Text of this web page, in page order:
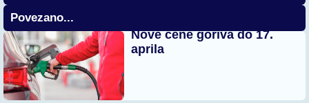
Povezano...
Nove cene goriva do 17.
aprila